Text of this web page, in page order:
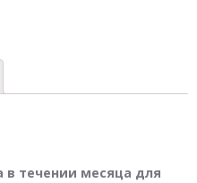
в течении месяца для